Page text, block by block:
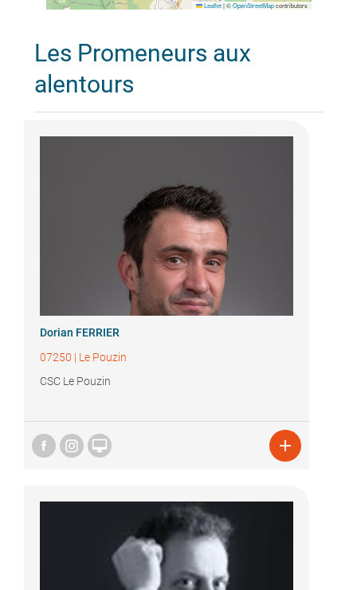
Leaflet |©OpenStreetMapcontributors
Les Promeneurs aux
alentours
Dorian FERRIER
07250 | Le Pouzin
CSC Le Pouzin
 